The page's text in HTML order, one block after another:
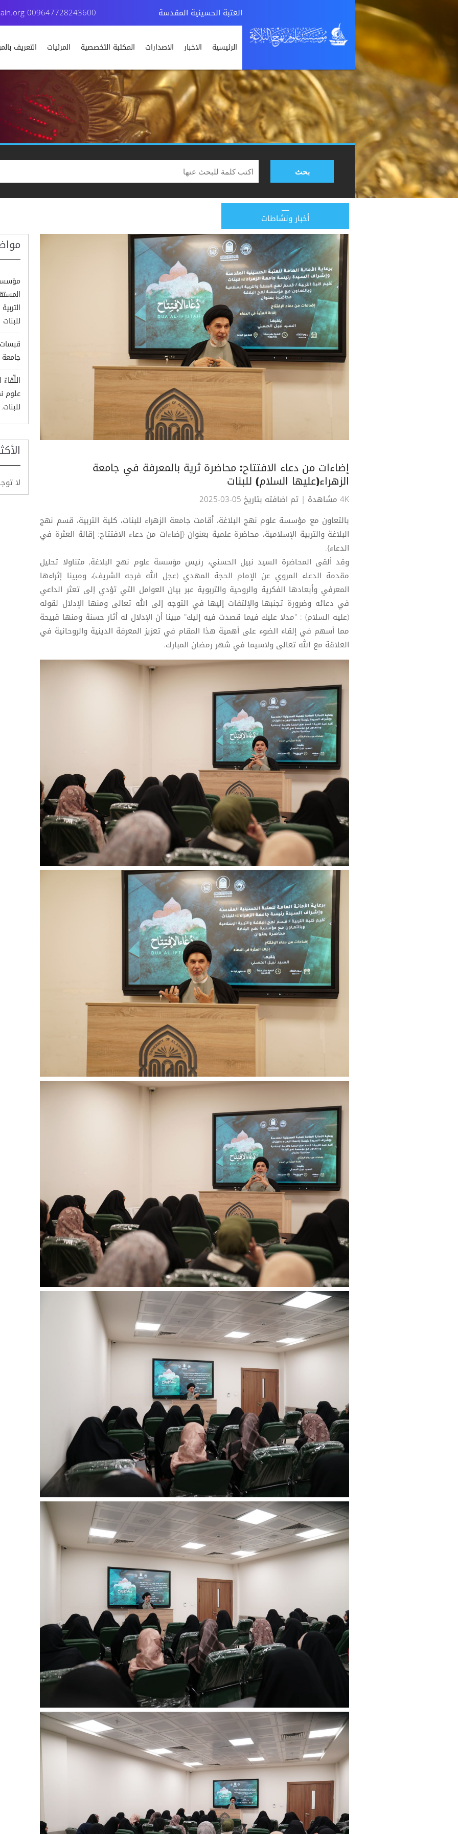
العتبة الحسينية المقدسة 009647728243600
الرئيسية الاخبار الاصدارات المكتبة التخصصية المرئيات التعريف
بحث
أخبار ونشاطات
إضاءات من دعاء الافتتاح: محاضرة ثرية بالمعرفة في جامعة
الزهراء(عليها السلام) للبنات
4K مشاهدة
| تم اضافته بتاريخ 05-03-2025
بالتعاون مع مؤسسة علوم نهج البلاغة، أقامت جامعة الزهراء للبنات، كلية التربية، قسم نهج
البلاغة والتربية الإسلامية، محاضرة علمية بعنوان {إضاءات من دعاء الافتتاح: إقالة العثرة في
الدعاء}.
وقد ألقى المحاضرة السيد نبيل الحسني، رئيس مؤسسة علوم نهج البلاغة, متناولا تحليل
مقدمة الدعاء المروي عن الإمام الحجة المهدي (عجل الله فرجه الشريف)، ومبينا إثراءها
المعرفي وأبعادها الفكرية والروحية والتربوية عبر بيان العوامل التي تؤدي إلى تعثر الداعي
في دعائه وضرورة تجنبها والإلتفات إليها في التوجه إلى الله تعالى ومنها الإدلال لقوله
(عليه السلام) : "مدلا عليك فيما قصدت فيه إليك" مبينا أن الإدلال له أثار حسنة ومنها قبيحة
مما أسهم في إلقاء الضوء على أهمية هذا المقام في تعزيز المعرفة الدينية والروحانية في
العلاقة مع الله تعالى ولاسيما في شهر رمضان المبارك.
للبنات
جامعة
علوم
للبنات.
لا